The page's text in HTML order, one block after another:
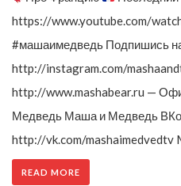
https://www.youtube.com/
#машаимедведь Подпишись
http://instagram.com/
http://www.mashabear.ru —
Медведь Маша и Медведь
http://vk.com/mashaimedvedtv
READ MORE